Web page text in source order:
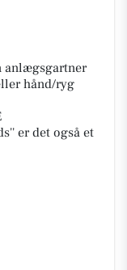
hånd/ryg
er det også et